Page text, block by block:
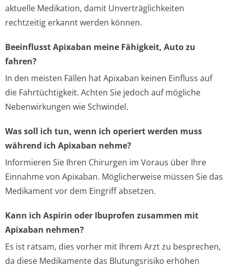
aktuelle Medikation, damit Unverträglichkeiten
rechtzeitig erkannt werden können.
Beeinflusst Apixaban meine Fähigkeit, Auto zu
fahren?
In den meisten Fällen hat Apixaban keinen Einfluss auf
die Fahrtüchtigkeit. Achten Sie jedoch auf mögliche
Nebenwirkungen wie Schwindel.
Was soll ich tun, wenn ich operiert werden muss
während ich Apixaban nehme?
Informieren Sie Ihren Chirurgen im Voraus über Ihre
Einnahme von Apixaban. Möglicherweise müssen Sie das
Medikament vor dem Eingriff absetzen.
Kann ich Aspirin oder Ibuprofen zusammen mit
Apixaban nehmen?
Es ist ratsam, dies vorher mit Ihrem Arzt zu besprechen,
da diese Medikamente das Blutungsrisiko erhöhen